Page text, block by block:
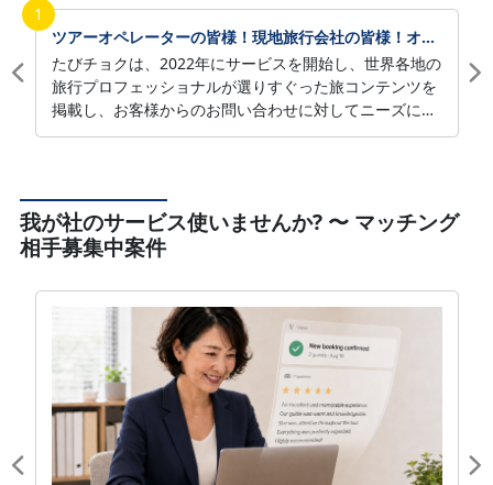
＼＼そんな時は全旅マルっとペイを使ってみてはいかが
でしょうか。／／
初期費用・年会費が無料！システム利用料1,48％（税
抜） システム手数料150円／人（税抜）
業界最安水準の利用料金で、費用の負担を抑えて大会
(MICE) などを受注できます
②さまざまなイベントの
申込受付から参加者管理・決済機能までを自動化！
③弊社から全旅マルっとペイ利用者様への
お支払いは月２回のお振込だから安心！
申込受付・参加者管理・決済にかかる
人員コスト削減・対応時間の短縮が可能となります。
1
ツアーオペレーターの皆様！現地旅行会社の皆様！オンライン通販で外販を拡大しませんか？
たびチョクは、2022年にサービスを開始し、世界各地の
旅行プロフェッショナルが選りすぐった旅コンテンツを
掲載し、お客様からのお問い合わせに対してニーズに応
じた正確な回答によって成約に結び付けるダイレクトオ
トです。現地パートナー募集中！
インターネットを利用しての旅行販売はますます隆盛と
なり、お客様のニーズが価格と相談対応力の両面をネッ
当社も情報発信やシステムを使った効果的なサポートで
御社または地域の販売を拡大するよう努力いたします。
今後、たびチョクとの連携を御検討頂ける方は下記の
WEBページから申請フォームをお送りください。
掲載や通信文などは無料です。親切丁寧に教授してまい
ります。
https://tabi-choku.com/partnerform/
我が社のサービス使いませんか? 〜 マッチング
相手募集中案件